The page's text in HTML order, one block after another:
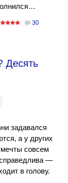
30
Десять
задавался
а у других
совсем
—
в голову.